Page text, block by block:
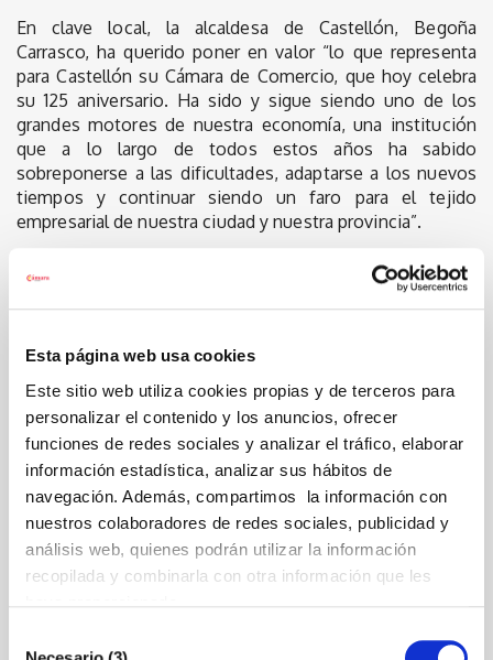
Esta página web usa cookies
Este sitio web utiliza cookies propias y de terceros para
personalizar el contenido y los anuncios, ofrecer
funciones de redes sociales y analizar el tráfico, elaborar
información estadística, analizar sus hábitos de
navegación. Además, compartimos la información con
nuestros colaboradores de redes sociales, publicidad y
análisis web, quienes podrán utilizar la información
recopilada y combinarla con otra información que les
En clave local, la alcaldesa de Castellón, Begoña
Carrasco, ha querido poner en valor “lo que representa
para Castellón su Cámara de Comercio, que hoy celebra
su 125 aniversario. Ha sido y sigue siendo uno de los
grandes motores de nuestra economía, una institución
que a lo largo de todos estos años ha sabido
sobreponerse a las dificultades, adaptarse a los nuevos
tiempos y continuar siendo un faro para el tejido
empresarial de nuestra ciudad y nuestra provincia”.
Asimismo, Carrasco ha destacado que “la Cámara ha
contribuido de manera decisiva al crecimiento de
Castellón y a que nuestra tierra sea referente en sectores
fundamental para acompañar a empresas, comercios,
industrias y emprendedores, siempre con el objetivo de
generar oportunidades, impulsar el talento y defender los
intereses de Castellón”.
Durante su intervención, la alcaldesa también ha
dedicado unas palabras de reconocimiento y
agradecimiento a su presidenta, Mª Dolores Guillamón,
“por recibir una más que merecida Medalla de Oro de las
Cámaras de Comercio de España, pero sobre todo por su
pasión, entrega y lucha al frente de una Cámara que es
Carrasco ha concluido recordando que “Lola Guillamón